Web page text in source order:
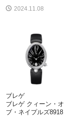
2024.11.08
ブレゲ
ブレゲ クィーン・オ
ブ・ネイプルズ8918